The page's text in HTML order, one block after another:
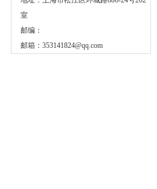
室
邮编：
邮箱： 353141824@qq.com